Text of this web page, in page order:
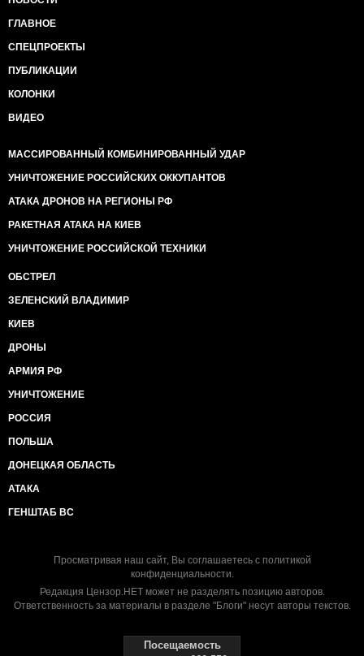
ГЛАВНОЕ
СПЕЦПРОЕКТЫ
ПУБЛИКАЦИИ
КОЛОНКИ
ВИДЕО
МАССИРОВАННЫЙ КОМБИНИРОВАННЫЙ УДАР
УНИЧТОЖЕНИЕ РОССИЙСКИХ ОККУПАНТОВ
АТАКА ДРОНОВ НА РЕГИОНЫ РФ
РАКЕТНАЯ АТАКА НА КИЕВ
УНИЧТОЖЕНИЕ РОССИЙСКОЙ ТЕХНИКИ
ОБСТРЕЛ
ЗЕЛЕНСКИЙ ВЛАДИМИР
КИЕВ
ДРОНЫ
АРМИЯ РФ
УНИЧТОЖЕНИЕ
РОССИЯ
ПОЛЬША
ДОНЕЦКАЯ ОБЛАСТЬ
АТАКА
ГЕНШТАБ ВС
Просматривая наш сайт, Вы соглашаетесь с политикой
конфиденциальности.
Редакция Цензор.НЕТ может не разделять позицию авторов.
Ответственность за материалы в разделе "Блоги" несут авторы текстов.
Посещаемость